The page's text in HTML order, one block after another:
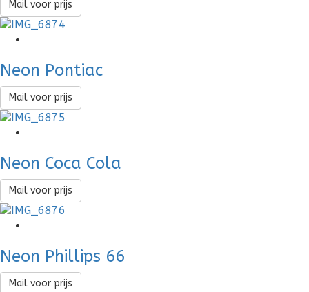
Mail voor prijs
Neon Pontiac
Mail voor prijs
Neon Coca Cola
Mail voor prijs
Neon Phillips 66
Mail voor prijs